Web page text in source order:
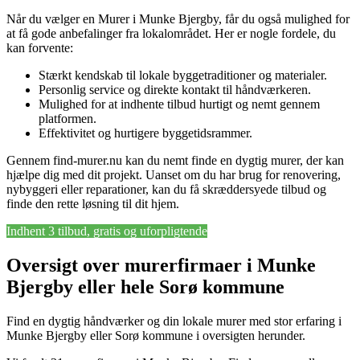
Når du vælger en Murer i Munke Bjergby, får du også mulighed for
at få gode anbefalinger fra lokalområdet. Her er nogle fordele, du
kan forvente:
Stærkt kendskab til lokale byggetraditioner og materialer.
Personlig service og direkte kontakt til håndværkeren.
Mulighed for at indhente tilbud hurtigt og nemt gennem
platformen.
Effektivitet og hurtigere byggetidsrammer.
Gennem find-murer.nu kan du nemt finde en dygtig murer, der kan
hjælpe dig med dit projekt. Uanset om du har brug for renovering,
nybyggeri eller reparationer, kan du få skræddersyede tilbud og
finde den rette løsning til dit hjem.
Indhent 3 tilbud, gratis og uforpligtende
Oversigt over murerfirmaer i Munke
Bjergby eller hele Sorø kommune
Find en dygtig håndværker og din lokale murer med stor erfaring i
Munke Bjergby eller Sorø kommune i oversigten herunder.